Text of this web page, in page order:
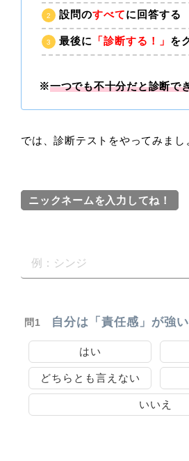
設問のすべてに回答する
最後に 「診断する！」 を
※一つでも不十分だと診断で
では、診断テストをやってみまし
ニックネームを入力してね！
問1 自分は「責任感」が強
はい
どちらとも言えない
いいえ